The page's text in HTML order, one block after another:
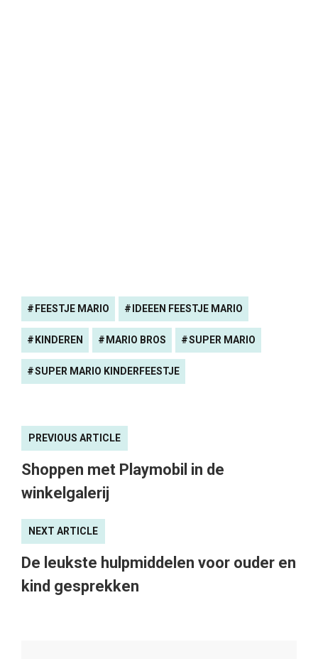
FEESTJE MARIO IDEEEN FEESTJE MARIO
KINDEREN MARIO BROS SUPER MARIO
SUPER MARIO KINDERFEESTJE
PREVIOUS ARTICLE
Shoppen met Playmobil in de
winkelgalerij
NEXT ARTICLE
De leukste hulpmiddelen voor ouder en
kind gesprekken